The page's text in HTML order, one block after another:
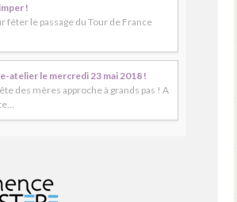
!
fêter le passage du Tour de France
atelier le mercredi 23 mai 2018 !
des mères approche à grands pas ! A